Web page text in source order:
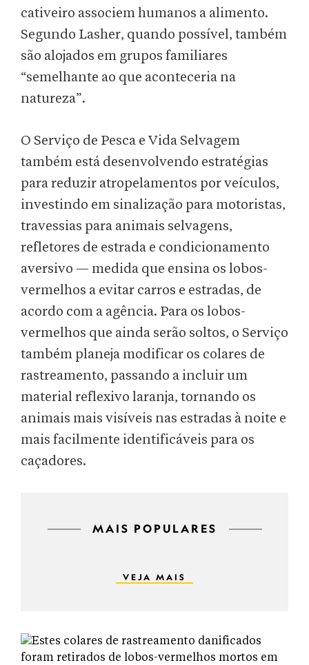
cativeiro associem humanos a alimento.
Segundo Lasher, quando possível, também
são alojados em grupos familiares
“semelhante ao que aconteceria na
natureza”.
O Serviço de Pesca e Vida Selvagem
também está desenvolvendo estratégias
para reduzir atropelamentos por veículos,
investindo em sinalização para motoristas,
travessias para animais selvagens,
refletores de estrada e condicionamento
aversivo — medida que ensina os lobos-
vermelhos a evitar carros e estradas, de
acordo com a agência. Para os lobos-
vermelhos que ainda serão soltos, o Serviço
também planeja modificar os colares de
rastreamento, passando a incluir um
material reflexivo laranja, tornando os
animais mais visíveis nas estradas à noite e
mais facilmente identificáveis para os
caçadores.
MAIS POPULARES
VEJA MAIS